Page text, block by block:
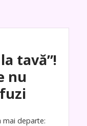
tavă”!
nu
mai departe: